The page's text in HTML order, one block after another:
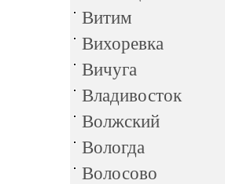
Витим
Вихоревка
Вичуга
Владивосток
Волжский
Вологда
Волосово